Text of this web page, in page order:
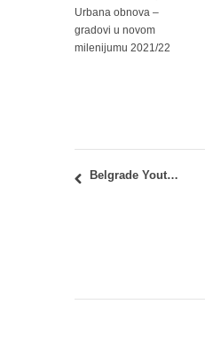
Urbana obnova –
gradovi u novom
milenijumu 2021/22
Belgrade Youth Fair